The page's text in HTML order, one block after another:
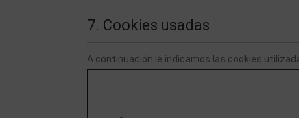
7. Cookies usadas
A continuación le indicamos las cookies